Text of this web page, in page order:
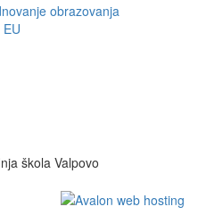
obrazovanja
škola Valpovo